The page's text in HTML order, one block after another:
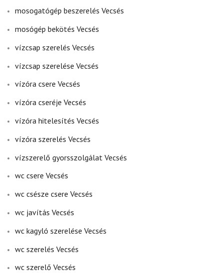
mosogatógép beszerelés Vecsés
mosógép bekötés Vecsés
vízcsap szerelés Vecsés
vízcsap szerelése Vecsés
vízóra csere Vecsés
vízóra cseréje Vecsés
vízóra hitelesítés Vecsés
vízóra szerelés Vecsés
vízszerelő gyorsszolgálat Vecsés
wc csere Vecsés
wc csésze csere Vecsés
wc javítás Vecsés
wc kagyló szerelése Vecsés
wc szerelés Vecsés
wc szerelő Vecsés